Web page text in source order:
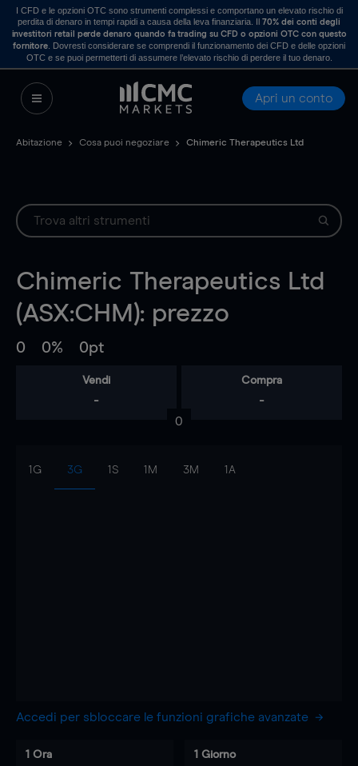
I CFD e le opzioni OTC sono strumenti complessi e comportano un elevato rischio di
perdita di denaro in tempi rapidi a causa della leva finanziaria. Il70% dei conti degli
investitori retail perde denaro quando fa trading su CFD o opzioni OTC con questo
fornitore . Dovresti considerare se comprendi il funzionamento dei CFD e delle opzioni
OTC e se puoi permetterti di assumere l’elevato rischio di perdere il tuo denaro.
Apri un conto
Abitazione Cosa puoi negoziare Chimeric Therapeutics Ltd
Chimeric Therapeutics Ltd
(ASX:CHM): prezzo
0 0% 0pt
Vendi
-
Compra
-
0
1G 3G 1S 1M 3M 1A
Accedi per sbloccare le funzioni grafiche avanzate
1 Ora 1 Giorno